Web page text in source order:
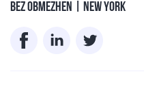
BEZ OBMEZHEN | NEW YORK